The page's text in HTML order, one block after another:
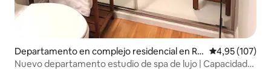
Departamento en complejo residencial en Re
nton
Calificación
4,95 (107)
Nuevo departamento estudio de spa de lujo | Capacidad